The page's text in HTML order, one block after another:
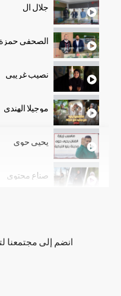
جلال ال
الصحفي
نصيب غريبي
موجيلا الهندي
يحيى حوى
صناع محتوى
علاء مرسي
انضم إلى مجتمعنا